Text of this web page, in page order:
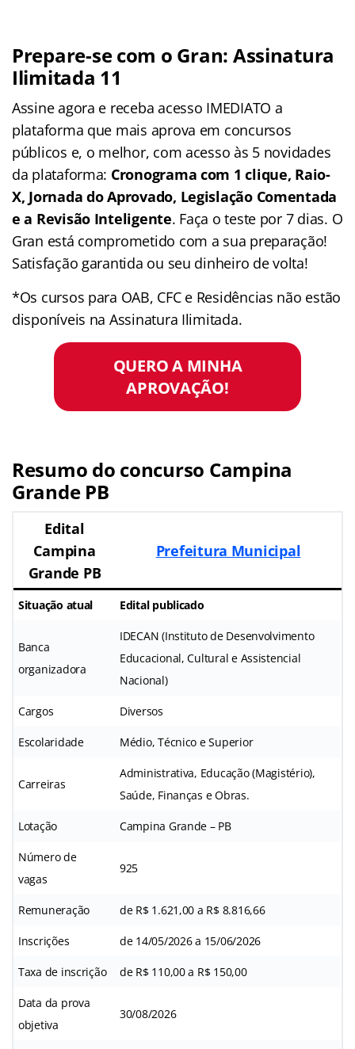
Prepare-se com o Gran: Assinatura
Ilimitada 11
Assine agora e receba acesso IMEDIATO a
plataforma que mais aprova em concursos
públicos e, o melhor, com acesso às 5 novidades
da plataforma: Cronograma com 1 clique, Raio-
X, Jornada do Aprovado, Legislação Comentada
e a Revisão Inteligente. Faça o teste por 7 dias. O
Gran está comprometido com a sua preparação!
Satisfação garantida ou seu dinheiro de volta!
*Os cursos para OAB, CFC e Residências não estão
disponíveis na Assinatura Ilimitada.
QUERO A MINHA
APROVAÇÃO!
Resumo do concurso Campina
Grande PB
Edital
Campina
Grande PB
Prefeitura Municipal
Situação atual Edital publicado
Banca
organizadora
IDECAN (Instituto de Desenvolvimento
Educacional, Cultural e Assistencial
Nacional)
Cargos Diversos
Escolaridade Médio, Técnico e Superior
Carreiras
Administrativa, Educação (Magistério),
Saúde, Finanças e Obras.
Lotação Campina Grande – PB
Número de
vagas
925
Remuneração de R$ 1.621,00 a R$ 8.816,66
Inscrições de 14/05/2026 a 15/06/2026
Taxa de inscrição de R$ 110,00 a R$ 150,00
Data da prova
objetiva
30/08/2026